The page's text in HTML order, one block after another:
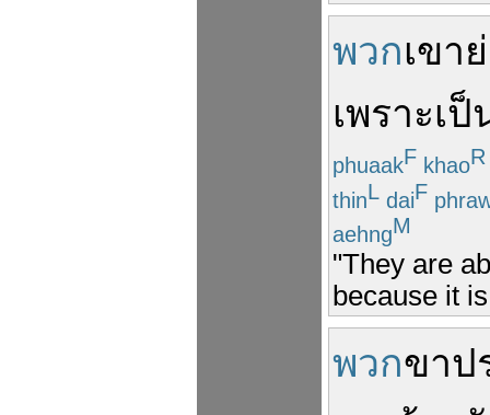
พวกเขา
เพราะเป็
phuaakF khaoR
thinL daiF
aehngM
"They are
because it
พวกขาป